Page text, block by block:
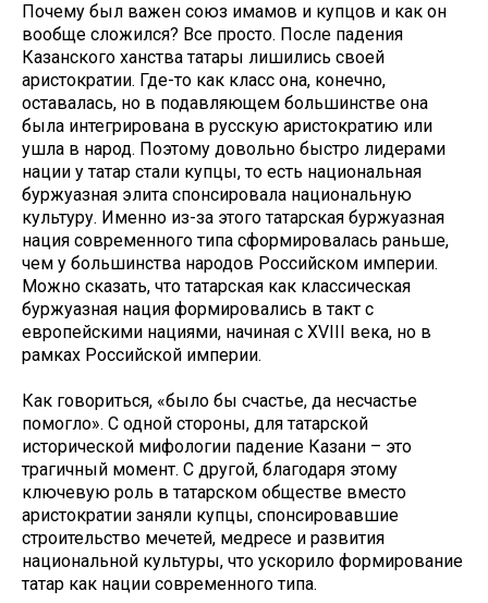
Почему был важен союз имамов и купцов и как он
вообще сложился? Все просто. После падения
Казанского ханства татары лишились своей
аристократии. Где-то как класс она, конечно,
оставалась, но в подавляющем большинстве она
была интегрирована в русскую аристократию или
ушла в народ. Поэтому довольно быстро лидерами
нации у татар стали купцы, то есть национальная
буржуазная элита спонсировала национальную
культуру. Именно из-за этого татарская буржуазная
нация современного типа сформировалась раньше,
чем у большинства народов Российском империи.
Можно сказать, что татарская как классическая
буржуазная нация формировались в такт с
европейскими нациями, начиная с XVIII века, но в
рамках Российской империи.
Как говориться, «было бы счастье, да несчастье
помогло». С одной стороны, для татарской
исторической мифологии падение Казани – это
трагичный момент. С другой, благодаря этому
ключевую роль в татарском обществе вместо
аристократии заняли купцы, спонсировавшие
строительство мечетей, медресе и развития
национальной культуры, что ускорило формирование
татар как нации современного типа.